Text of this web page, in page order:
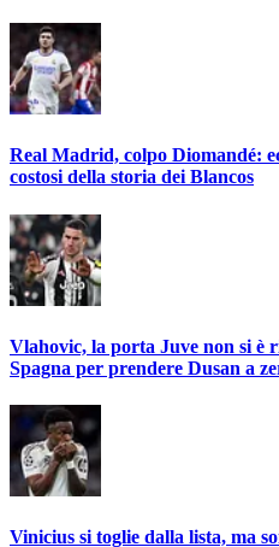
Real Madrid, colpo Diomandé:
costosi della storia dei Blancos
Vlahovic, la porta Juve non si è
Spagna per prendere Dusan a
Vinicius si toglie dalla lista, ma